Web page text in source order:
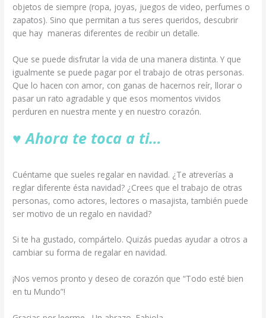
objetos de siempre (ropa, joyas, juegos de video, perfumes o
zapatos). Sino que permitan a tus seres queridos, descubrir
que hay maneras diferentes de recibir un detalle.
Que se puede disfrutar la vida de una manera distinta. Y que
igualmente se puede pagar por el trabajo de otras personas.
Que lo hacen con amor, con ganas de hacernos reír, llorar o
pasar un rato agradable y que esos momentos vividos
perduren en nuestra mente y en nuestro corazón.
♥Ahora te toca a ti…
Cuéntame que sueles regalar en navidad. ¿Te atreverías a
reglar diferente ésta navidad? ¿Crees que el trabajo de otras
personas, como actores, lectores o masajista, también puede
ser motivo de un regalo en navidad?
Si te ha gustado, compártelo. Quizás puedas ayudar a otros a
cambiar su forma de regalar en navidad.
¡Nos vemos pronto y deseo de corazón que “Todo esté bien
en tu Mundo”!